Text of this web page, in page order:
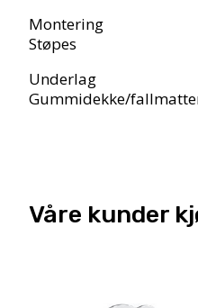
Montering
Støpes
Underlag
Gummidekke/
Våre kunder